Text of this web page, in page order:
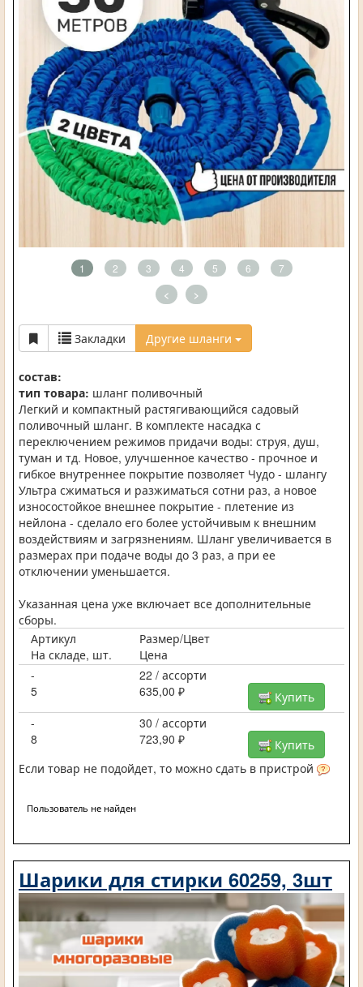
1 2 3 4 5 6 7
< >
Закладки Другие шланги
состав:
тип товара: шланг поливочный
Легкий и компактный растягивающийся садовый
поливочный шланг. В комплекте насадка с
переключением режимов придачи воды: струя, душ,
туман и тд. Новое, улучшенное качество - прочное и
гибкое внутреннее покрытие позволяет Чудо - шлангу
Ультра сжиматься и разжиматься сотни раз, а новое
износостойкое внешнее покрытие - плетение из
нейлона - сделало его более устойчивым к внешним
воздействиям и загрязнениям. Шланг увеличивается в
размерах при подаче воды до 3 раз, а при ее
отключении уменьшается.
Указанная цена уже включает все дополнительные
сборы.
Артикул
Размер/Цвет
На складе, шт.
Цена
-
22 / ассорти
5
635,00 ₽
Купить
-
30 / ассорти
8
723,90 ₽
Купить
Если товар не подойдет, то можно сдать в пристрой
Пользователь не найден
Шарики для стирки 60259, 3шт